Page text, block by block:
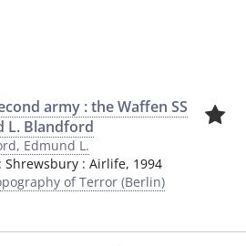
army : the Waffen SS
L. Blandford
Edmund L.
Shrewsbury : Airlife, 1994
of Terror (Berlin)